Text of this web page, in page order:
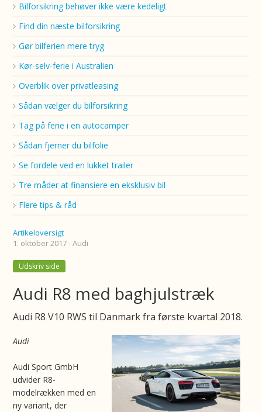
Bilforsikring behøver ikke være kedeligt
Find din næste bilforsikring
Gør bilferien mere tryg
Kør-selv-ferie i Australien
Overblik over privatleasing
Sådan vælger du bilforsikring
Tag på ferie i en autocamper
Sådan fjerner du bilfolie
Se fordele ved en lukket trailer
Tre måder at finansiere en eksklusiv bil
Flere tips & råd
Artikeloversigt
1. oktober 2017 - Audi
Udskriv side
Audi R8 med baghjulstræk
Audi R8 V10 RWS til Danmark fra første kvartal 2018.
Audi
Audi Sport GmbH
udvider R8-
modelrækken med en
ny variant, der